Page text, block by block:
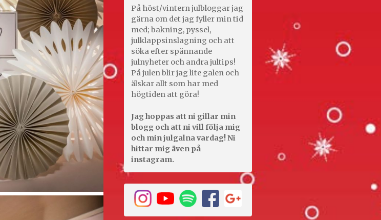
På höst/vintern julbloggar jag
gärna om det jag fyller min tid
med; bakning, pyssel,
julklappsinslagning och att
söka efter spännande
julnyheter och andra jultips!
På julen blir jag lite galen och
älskar allt som har med
högtiden att göra!
Jag hoppas att ni gillar min
blogg och att ni vill följa mig
och min julgalna vardag! Ni
hittar mig även på
instagram.